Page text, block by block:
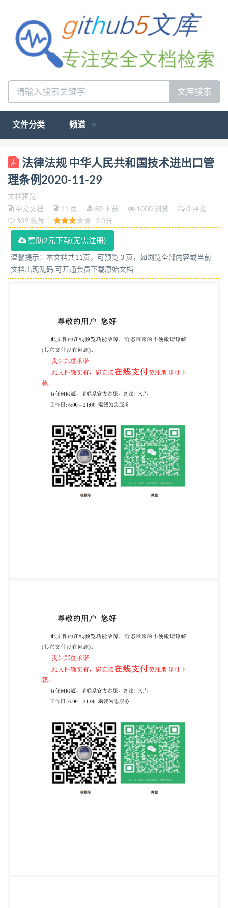
文库搜索
文件分类 频道
1中华人民共和国技术进出口管理条例 (2001年12月
10日中华人民共和国国务院令第 331 号公布 根据
2011年1月8日《国务院关于废止和修改 部分行政法
规的决定》第一次修订 根据 2019年3月2 日《国务
院关于修改部分行政法规的决定》第二次修订 根 据
2020年11月29日《国务院关于修改和废止部分行政
法 规的决定》第三次修订 ) 第一章 总则 第一条 为
了规范技术进出口管理，维护技术进出口 秩序，促进
国民经济和社会发展，根据《中华人民共和国 对外贸
口，是指从中华人民共 和国境外向中华人民共和国境
内，或者从中华人民共和国 境内向中华人民共和国境
外，通过贸易、投资或者经济技 术合作的方式转移技
术的行为。 前款规定的行为包括专利权转让、专利申
请权转让、 专利实施许可、技术秘密转让、技术服务
和其他方式的技2术转移。 第三条 国家对技术进出
进出口秩序。 第四条 技术进出口应当符合国家的产
业政策、科技 政策和社会发展政策，有利于促进我国
科技进步和对外经 济技术合作的发展，有利于维护我
国经济技术权益。 第五条 国家准许技术的自由进出
口；但是，法律、 行政法规另有规定的除外。 第六
第七条 国家鼓励先进、适用的技术进口。 第八条
或者限制进口。 国务院外经贸主管部门会同国务院有
关部门，制定、3调整并公布禁止或者限制进口的技
术目录。 第九条 属于禁止进口的技术，不得进口。
第十条 属于限制进口的技术，实行许可证管理；未
经许可，不得进口。 第十一条 进口属于限制进口的
技术，应当向国务院 外经贸主管部门提出技术进口申
请并附有关文件。 技术进口项目需经有关部门批准
的，还应当提交有关 部门的批准文件。 第十二条
国务院外经贸主管部门收到技术进口申请 后，应当会
同国务院有关部门对申请进行审查，并自收到 申请之
日起30个工作日内作出批准或者不批准的决定。 第
法律法规 中华人民共和国技术进出口管
理条例2020-11-29
文档预览
中文文档
11 页 50 下载 1000 浏览
0 评论
309 收藏
3.0分
赞助2元下载(无需注册)
温馨提示：本文档共11页，可预览 3 页，如浏览全部内容或当前
文档出现乱码,可开通会员下载原始文档